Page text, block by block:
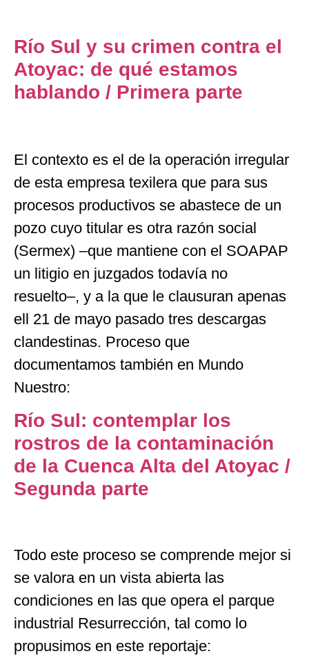
Río Sul y su crimen contra el
Atoyac: de qué estamos
hablando / Primera parte
El contexto es el de la operación irregular
de esta empresa texilera que para sus
procesos productivos se abastece de un
pozo cuyo titular es otra razón social
(Sermex) –que mantiene con el SOAPAP
un litigio en juzgados todavía no
resuelto–, y a la que le clausuran apenas
ell 21 de mayo pasado tres descargas
clandestinas. Proceso que
documentamos también en Mundo
Nuestro:
Río Sul: contemplar los
rostros de la contaminación
de la Cuenca Alta del Atoyac /
Segunda parte
Todo este proceso se comprende mejor si
se valora en un vista abierta las
condiciones en las que opera el parque
industrial Resurrección, tal como lo
propusimos en este reportaje: